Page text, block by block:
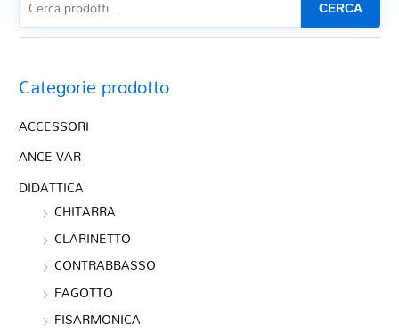
CERCA
Categorie prodotto
ACCESSORI
ANCE VAR
DIDATTICA
CHITARRA
CLARINETTO
CONTRABBASSO
FAGOTTO
FISARMONICA